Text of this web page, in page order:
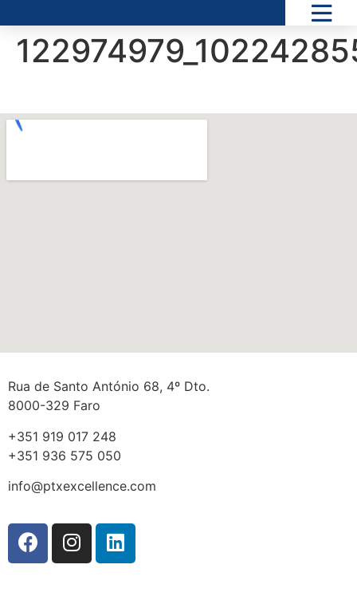
Rua de Santo António 68, 4º Dto.
8000-329 Faro
+351 919 017 248
+351 936 575 050
info@ptxexcellence.com